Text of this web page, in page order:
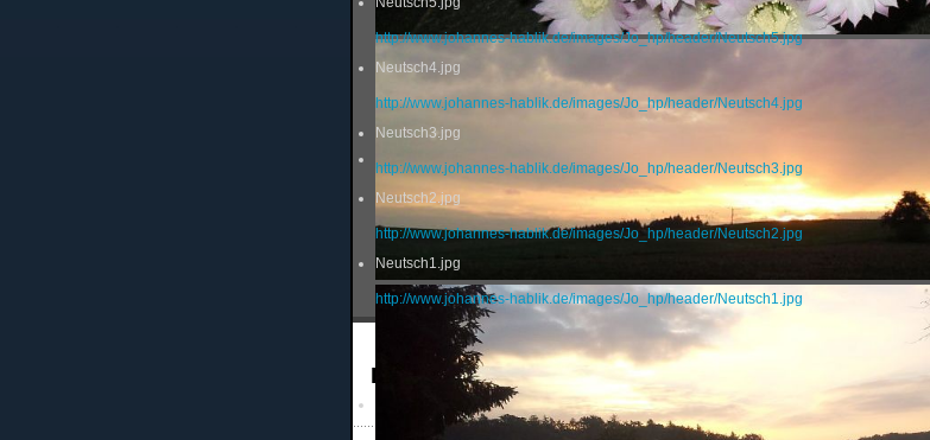
http://www.johannes-hablik.de/images/Jo_hp/header/Neutsch5.jpg
Neutsch4.jpg
http://www.johannes-hablik.de/images/Jo_hp/header/Neutsch4.jpg
Neutsch3.jpg
http://www.johannes-hablik.de/images/Jo_hp/header/Neutsch3.jpg
Neutsch2.jpg
http://www.johannes-hablik.de/images/Jo_hp/header/Neutsch2.jpg
Neutsch1.jpg
http://www.johannes-hablik.de/images/Jo_hp/header/Neutsch1.jpg
Links